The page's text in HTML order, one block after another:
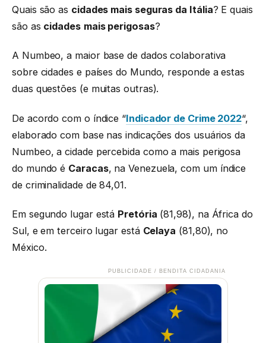
Quais são as cidades mais seguras da Itália? E quais
são as cidades mais perigosas?
A Numbeo, a maior base de dados colaborativa
sobre cidades e países do Mundo, responde a estas
duas questões (e muitas outras).
De acordo com o índice “Indicador de Crime 2022“,
elaborado com base nas indicações dos usuários da
Numbeo, a cidade percebida como a mais perigosa
do mundo é Caracas, na Venezuela, com um índice
de criminalidade de 84,01.
Em segundo lugar está Pretória (81,98), na África do
Sul, e em terceiro lugar está Celaya (81,80), no
México.
PUBLICIDADE / BENDITA CIDADANIA